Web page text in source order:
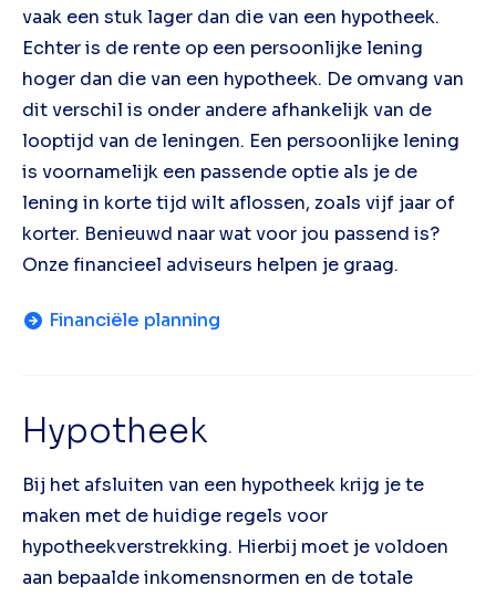
vaak een stuk lager dan die van een hypotheek.
Echter is de rente op een persoonlijke lening
hoger dan die van een hypotheek. De omvang van
dit verschil is onder andere afhankelijk van de
looptijd van de leningen. Een persoonlijke lening
is voornamelijk een passende optie als je de
lening in korte tijd wilt aflossen, zoals vijf jaar of
korter. Benieuwd naar wat voor jou passend is?
Onze financieel adviseurs helpen je graag.
Financiële planning
Hypotheek
Bij het afsluiten van een hypotheek krijg je te
maken met de huidige regels voor
hypotheekverstrekking. Hierbij moet je voldoen
aan bepaalde inkomensnormen en de totale